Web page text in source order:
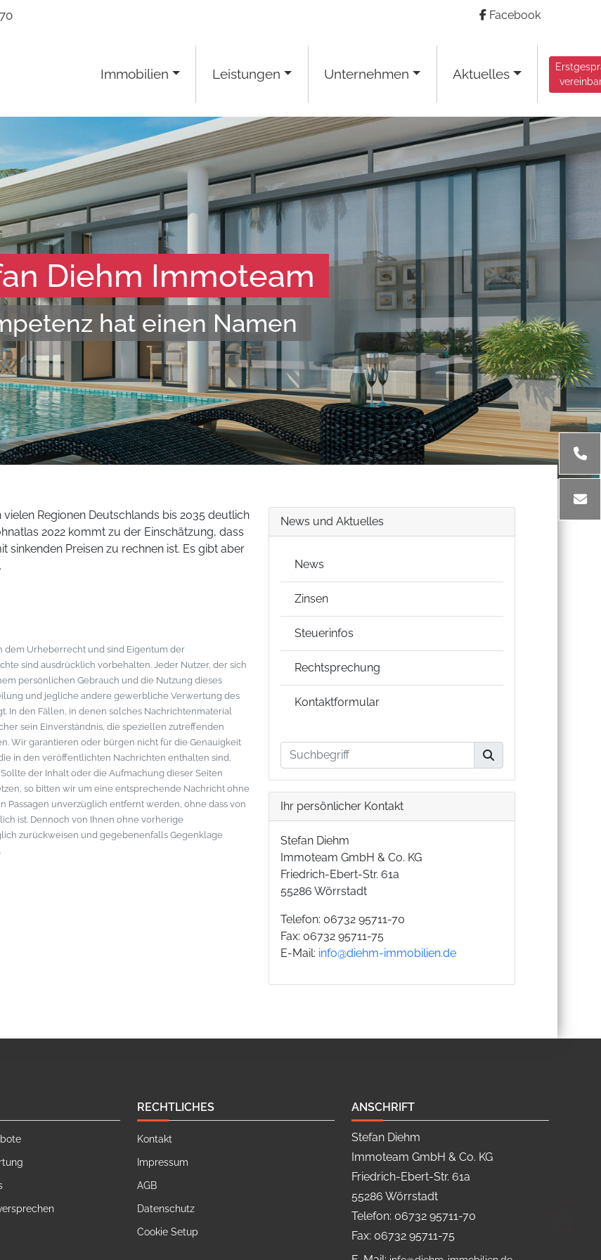
Facebook
Immobilien Leistungen Unternehmen Aktuelles
Diehm Immoteam
hat einen Namen
Regionen Deutschlands bis 2035 deutlich
2022 kommt zu der Einschätzung, dass
sinkenden Preisen zu rechnen ist. Es gibt aber
Urheberrecht und sind Eigentum der
sind ausdrücklich vorbehalten. Jeder Nutzer, der sich
persönlichen Gebrauch und die Nutzung dieses
und jegliche andere gewerbliche Verwertung des
In den Fällen, in denen solches Nachrichtenmaterial
sein Einverständnis, die speziellen zutreffenden
Wir garantieren oder bürgen nicht für die Genauigkeit
in den veröffentlichten Nachrichten enthalten sind,
der Inhalt oder die Aufmachung dieser Seiten
so bitten wir um eine entsprechende Nachricht ohne
Passagen unverzüglich entfernt werden, ohne dass von
ist. Dennoch von Ihnen ohne vorherige
zurückweisen und gegebenenfalls Gegenklage
News und Aktuelles
News
Zinsen
Steuerinfos
Rechtsprechung
Kontaktformular
Ihr persönlicher Kontakt
Stefan Diehm
Immoteam GmbH & Co. KG
Friedrich-Ebert-Str. 61a
55286 Wörrstadt
Telefon: 06732 95711-70
Fax: 06732 95711-75
E-Mail: info@diehm-immobilien.de
RECHTLICHES
Kontakt
Impressum
AGB
Datenschutz
Cookie Setup
ANSCHRIFT
Stefan Diehm
Immoteam GmbH & Co. KG
Friedrich-Ebert-Str. 61a
55286 Wörrstadt
Telefon: 06732 95711-70
Fax: 06732 95711-75